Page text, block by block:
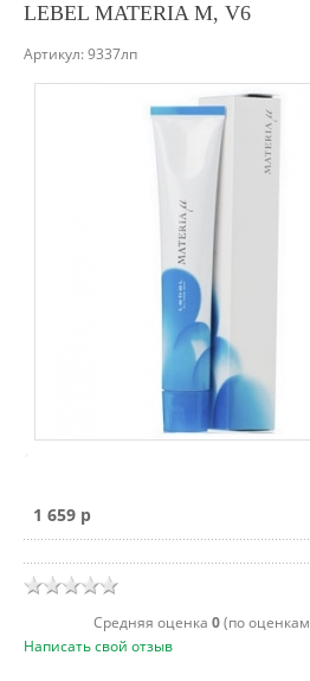
LEBEL MATERIA M, V6
Артикул:9337лп
1 659 p
Cредняя оценка 0(по оценкам
Написать свой отзыв